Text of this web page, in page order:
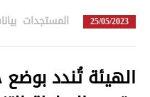
25/05/2023 المستجدات
الهيئة تُندد بوضع